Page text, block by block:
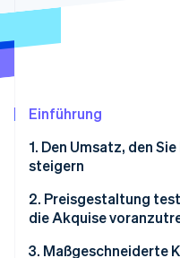
Einführung
1. Den Umsatz, den
steigern
2. Preisgestaltung
die Akquise
3. Maßgeschneiderte